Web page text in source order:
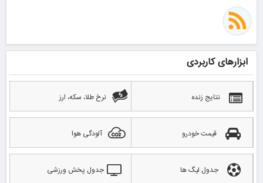
ابزارهای کاربردی
نتایج زنده نرخ طلا، سکه، ارز
قیمت خودرو آلودگی هوا
جدول لیگ ها جدول پخش ورزشی